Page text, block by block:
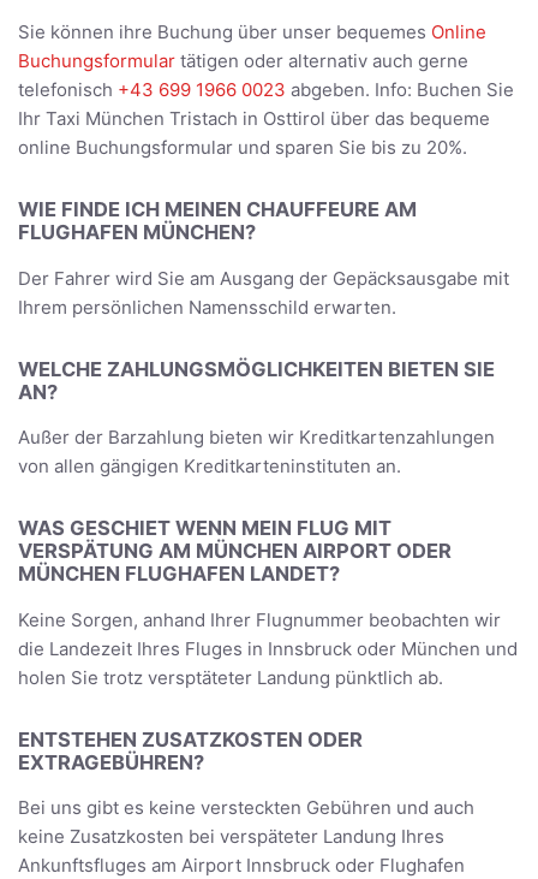
Sie können ihre Buchung über unser bequemes Online
Buchungsformular tätigen oder alternativ auch gerne
telefonisch +43 699 1966 0023 abgeben. Info: Buchen Sie
Ihr Taxi München Tristach in Osttirol über das bequeme
online Buchungsformular und sparen Sie bis zu 20%.
WIE FINDE ICH MEINEN CHAUFFEURE AM
FLUGHAFEN MÜNCHEN?
Der Fahrer wird Sie am Ausgang der Gepäcksausgabe mit
Ihrem persönlichen Namensschild erwarten.
WELCHE ZAHLUNGSMÖGLICHKEITEN BIETEN SIE
AN?
Außer der Barzahlung bieten wir Kreditkartenzahlungen
von allen gängigen Kreditkarteninstituten an.
WAS GESCHIET WENN MEIN FLUG MIT
VERSPÄTUNG AM MÜNCHEN AIRPORT ODER
MÜNCHEN FLUGHAFEN LANDET?
Keine Sorgen, anhand Ihrer Flugnummer beobachten wir
die Landezeit Ihres Fluges in Innsbruck oder München und
holen Sie trotz versptäteter Landung pünktlich ab.
ENTSTEHEN ZUSATZKOSTEN ODER
EXTRAGEBÜHREN?
Bei uns gibt es keine versteckten Gebühren und auch
keine Zusatzkosten bei verspäteter Landung Ihres
Ankunftsfluges am Airport Innsbruck oder Flughafen